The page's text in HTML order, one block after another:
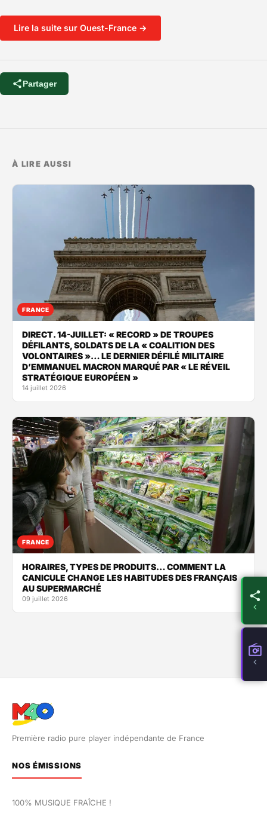
Lire la suite sur Ouest-France →
Partager
À LIRE AUSSI
FRANCE
DIRECT. 14-JUILLET: « RECORD » DE TROUPES
DÉFILANTS, SOLDATS DE LA « COALITION DES
VOLONTAIRES »… LE DERNIER DÉFILÉ MILITAIRE
D’EMMANUEL MACRON MARQUÉ PAR « LE RÉVEIL
STRATÉGIQUE EUROPÉEN »
14 juillet 2026
FRANCE
HORAIRES, TYPES DE PRODUITS… COMMENT LA
CANICULE CHANGE LES HABITUDES DES FRANÇAIS
AU SUPERMARCHÉ
09 juillet 2026
Première radio pure player indépendante de France
NOS ÉMISSIONS
100% MUSIQUE FRAÎCHE !